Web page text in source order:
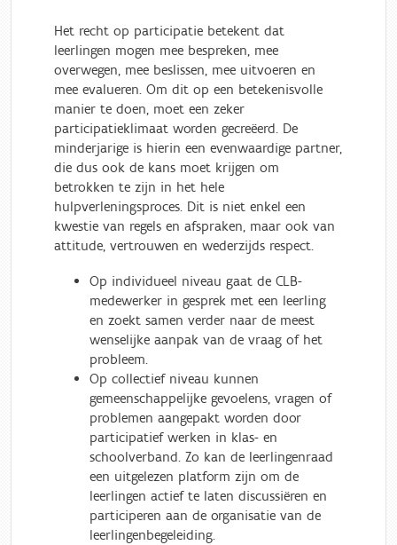
Het recht op participatie betekent dat
leerlingen mogen mee bespreken, mee
overwegen, mee beslissen, mee uitvoeren en
mee evalueren. Om dit op een betekenisvolle
manier te doen, moet een zeker
participatieklimaat worden gecreëerd. De
minderjarige is hierin een evenwaardige partner,
die dus ook de kans moet krijgen om
betrokken te zijn in het hele
hulpverleningsproces. Dit is niet enkel een
kwestie van regels en afspraken, maar ook van
attitude, vertrouwen en wederzijds respect.
Op individueel niveau gaat de CLB-
medewerker in gesprek met een leerling
en zoekt samen verder naar de meest
wenselijke aanpak van de vraag of het
probleem.
Op collectief niveau kunnen
gemeenschappelijke gevoelens, vragen of
problemen aangepakt worden door
participatief werken in klas- en
schoolverband. Zo kan de leerlingenraad
een uitgelezen platform zijn om de
leerlingen actief te laten discussiëren en
participeren aan de organisatie van de
leerlingenbegeleiding.